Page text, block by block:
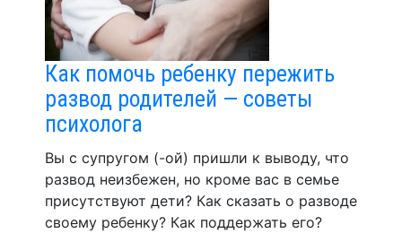
Как помочь ребенку пережить
развод родителей — советы
психолога
Вы с супругом (-ой) пришли к выводу, что
развод неизбежен, но кроме вас в семье
присутствуют дети? Как сказать о разводе
своему ребенку? Как поддержать его?